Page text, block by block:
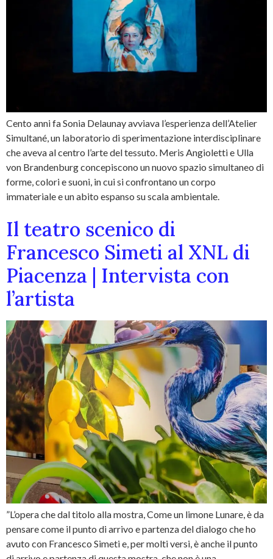
Cento anni fa Sonia Delaunay avviava l’esperienza dell’Atelier
Simultané, un laboratorio di sperimentazione interdisciplinare
che aveva al centro l’arte del tessuto. Meris Angioletti e Ulla
von Brandenburg concepiscono un nuovo spazio simultaneo di
forme, colori e suoni, in cui si confrontano un corpo
immateriale e un abito espanso su scala ambientale.
Il teatro scenico di
Francesco Simeti al XNL di
Piacenza | Intervista con
l’artista
”L’opera che dal titolo alla mostra, Come un limone Lunare, è da
pensare come il punto di arrivo e partenza del dialogo che ho
avuto con Francesco Simeti e, per molti versi, è anche il punto